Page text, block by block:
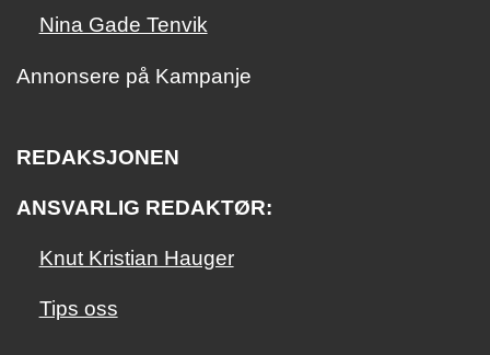
Nina Gade Tenvik
Annonsere på Kampanje
REDAKSJONEN
ANSVARLIG REDAKTØR:
Knut Kristian Hauger
Tips oss